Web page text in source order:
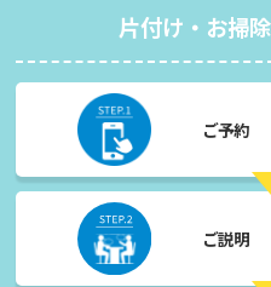
片付け・お掃
ご予約
ご説明